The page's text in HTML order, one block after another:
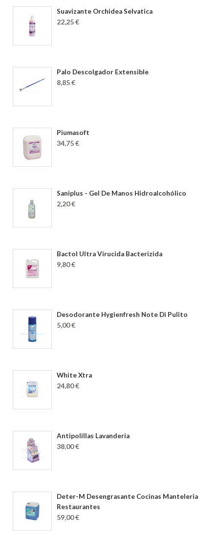
Suavizante Orchidea Selvatica
22,25 €
Palo Descolgador Extensible
8,85 €
Piumasoft
34,75 €
Saniplus - Gel De Manos Hidroalcohólico
2,20 €
Bactol Ultra Virucida Bacterizida
9,80 €
Desodorante Hygienfresh Note Di Pulito
5,00 €
White Xtra
24,80 €
Antipolillas Lavanderia
38,00 €
Deter-M Desengrasante Cocinas Manteleria
Restaurantes
59,00 €